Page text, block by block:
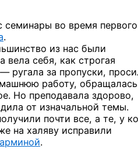
семинары во время первого
.
из нас были
вела себя, как строгая
—ругала за пропуски,
работу, обращалась
Но преподавала здорово,
от изначальной темы.
почти все, а те, у
на халяву исправили
.